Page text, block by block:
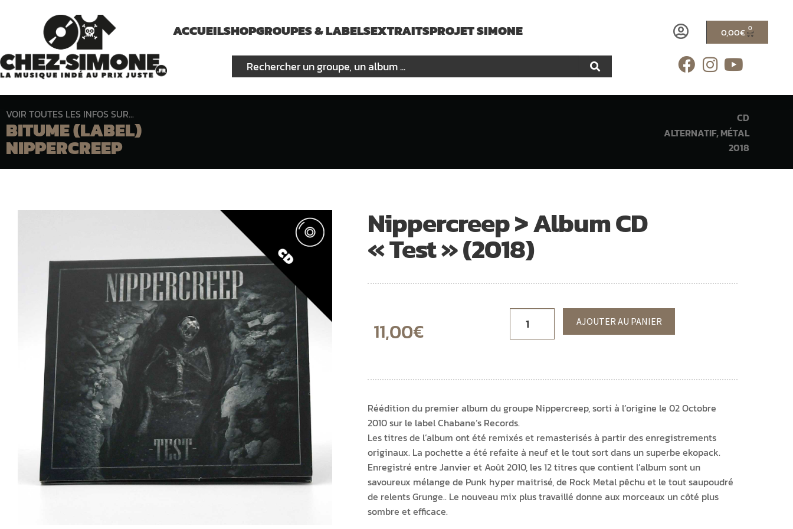
ACCUEILSHOPGROUPES & LABELSEXTRAITSPROJET SIMONE 0,00€ 0
VOIR TOUTES LES INFOS SUR...
BITUME (LABEL)
NIPPERCREEP
CD
ALTERNATIF,MÉTAL
2018
Nippercreep > Album CD
« Test » (2018)
11,00€ AJOUTER AU PANIER
Réédition du premier album du groupe Nippercreep, sorti à l’origine le 02 Octobre
2010 sur le label Chabane’s Records.
Les titres de l’album ont été remixés et remasterisés à partir des enregistrements
originaux. La pochette a été refaite à neuf et le tout sort dans un superbe ekopack.
Enregistré entre Janvier et Août 2010, les 12 titres que contient l’album sont un
savoureux mélange de Punk hyper maitrisé, de Rock Metal pêchu et le tout saupoudré
de relents Grunge.. Le nouveau mix plus travaillé donne aux morceaux un côté plus
sombre et efficace.